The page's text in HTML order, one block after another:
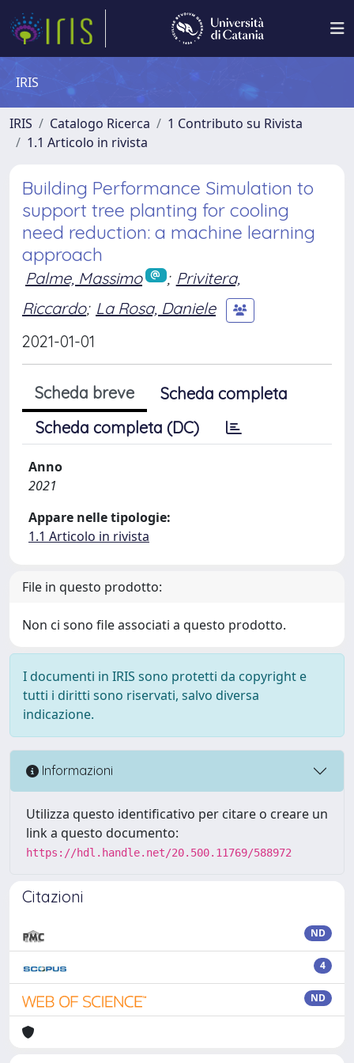
IRIS
IRIS Catalogo Ricerca
1 Contributo su Rivista
1.1 Articolo in rivista
Building Performance Simulation to
support tree planting for cooling
need reduction: a machine learning
approach
Palme, Massimo ; Privitera,
Riccardo; La Rosa, Daniele
2021-01-01
Scheda breve
Scheda completa
Scheda completa (DC)
Anno
2021
Appare nelle tipologie:
1.1 Articolo in rivista
File in questo prodotto:
Non ci sono file associati a questo prodotto.
I documenti in IRIS sono protetti da copyright e
tutti i diritti sono riservati, salvo diversa
indicazione.
Informazioni
Utilizza questo identificativo per citare o creare un
link a questo documento:
https://hdl.handle.net/20.500.11769/588972
Citazioni
ND
4
ND